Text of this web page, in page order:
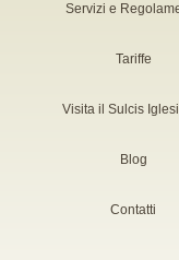
Servizi e
Tariffe
Visita il Sulcis
Blog
Contatti